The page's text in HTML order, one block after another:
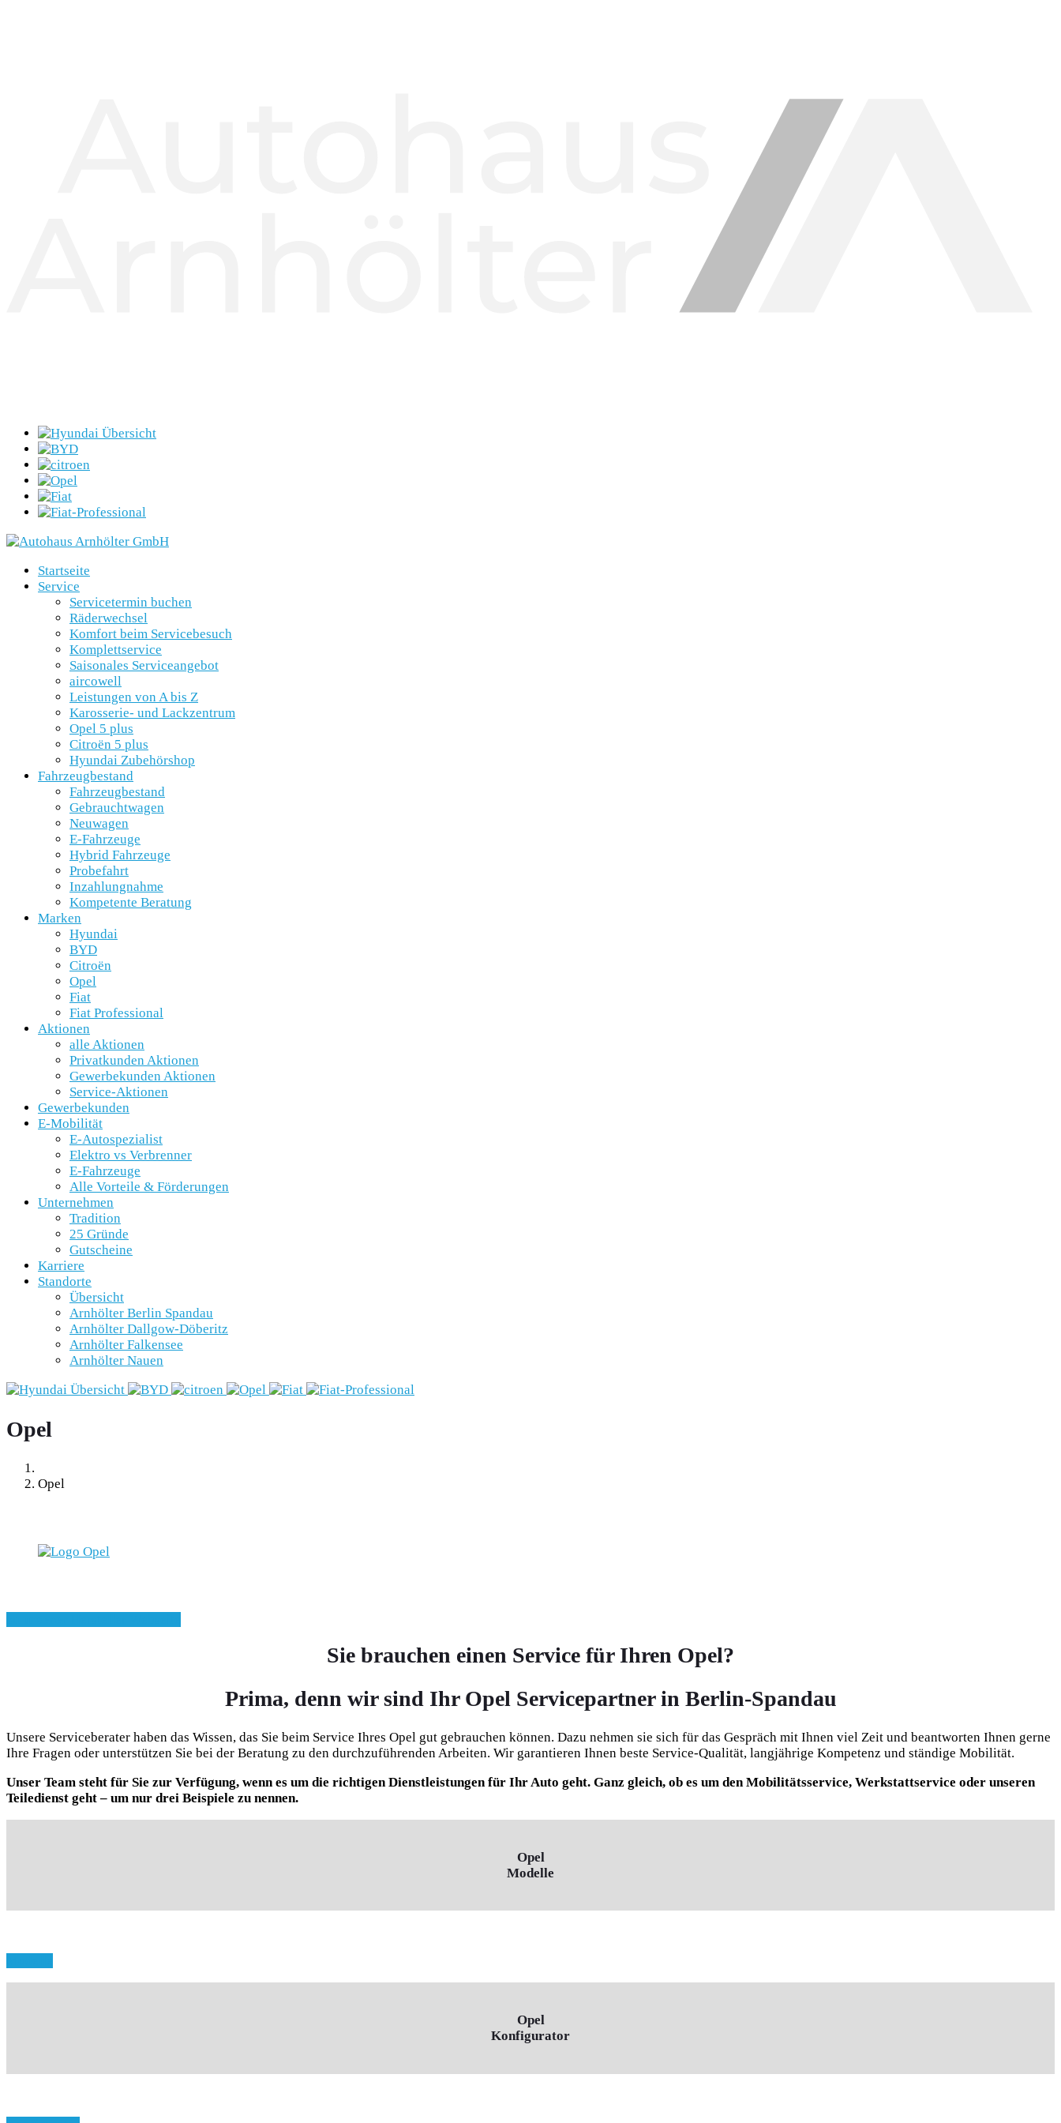
Startseite
Service
Servicetermin buchen
Räderwechsel
Komfort beim Servicebesuch
Komplettservice
Saisonales Serviceangebot
aircowell
Leistungen von A bis Z
Karosserie- und Lackzentrum
Opel 5 plus
Citroën 5 plus
Hyundai Zubehörshop
Fahrzeugbestand
Fahrzeugbestand
Gebrauchtwagen
Neuwagen
E-Fahrzeuge
Hybrid Fahrzeuge
Probefahrt
Inzahlungnahme
Kompetente Beratung
Marken
Hyundai
BYD
Citroën
Opel
Fiat
Fiat Professional
Aktionen
alle Aktionen
Privatkunden Aktionen
Gewerbekunden Aktionen
Service-Aktionen
Gewerbekunden
E-Mobilität
E-Autospezialist
Elektro vs Verbrenner
E-Fahrzeuge
Alle Vorteile & Förderungen
Unternehmen
Tradition
25 Gründe
Gutscheine
Karriere
Standorte
Übersicht
Arnhölter Berlin Spandau
Arnhölter Dallgow-Döberitz
Arnhölter Falkensee
Arnhölter Nauen
Opel
Opel
Sie brauchen einen Service für Ihren Opel?
Prima, denn wir sind Ihr Opel Servicepartner in Berlin-Spandau
Unsere Serviceberater haben das Wissen, das Sie beim Service Ihres Opel gut gebrauchen können. Dazu nehmen sie sich für das Gespräch mit Ihnen viel Zeit und beantworten Ihnen gerne
Ihre Fragen oder unterstützen Sie bei der Beratung zu den durchzuführenden Arbeiten. Wir garantieren Ihnen beste Service-Qualität, langjährige Kompetenz und ständige Mobilität.
Unser Team steht für Sie zur Verfügung, wenn es um die richtigen Dienstleistungen für Ihr Auto geht. Ganz gleich, ob es um den Mobilitätsservice, Werkstattservice oder unseren
Teiledienst geht – um nur drei Beispiele zu nennen.
Opel
Modelle
Opel
Konfigurator